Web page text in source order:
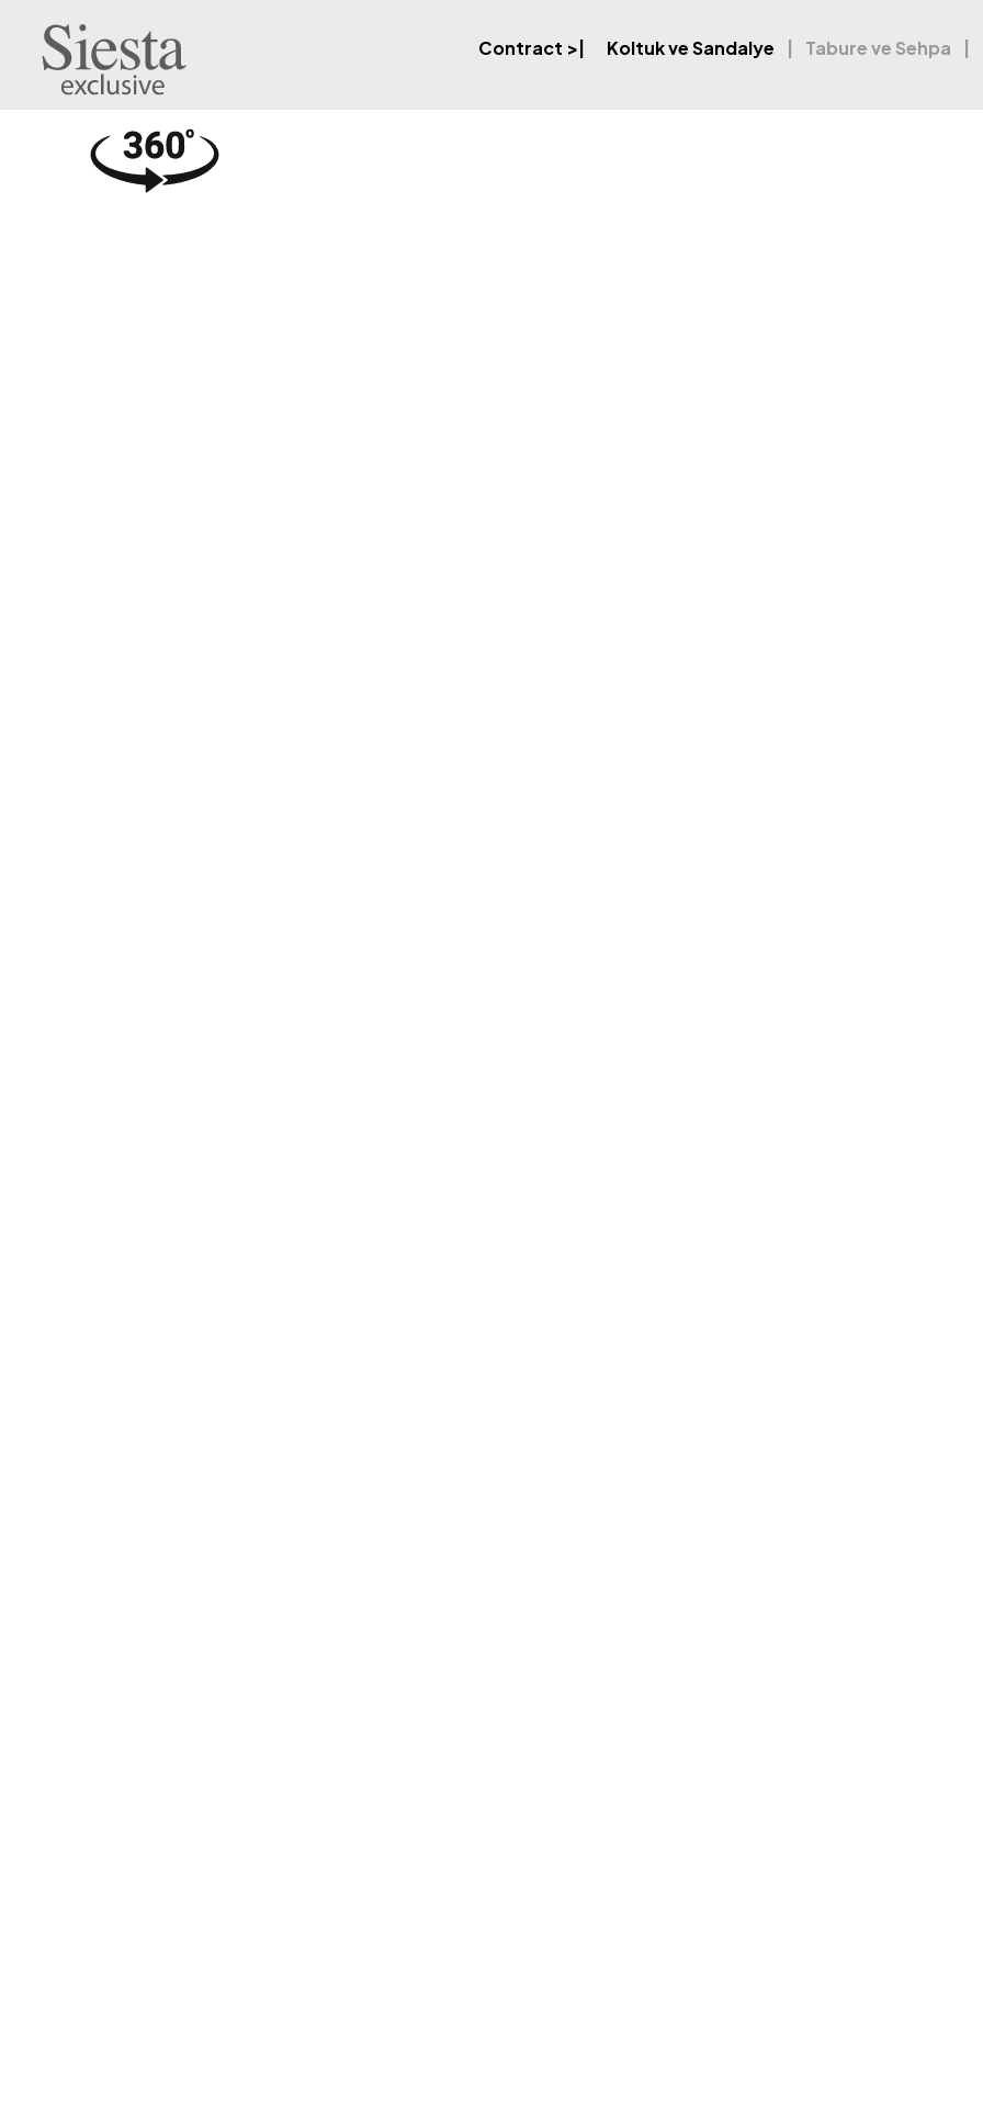
Contract >| Koltuk ve Sandalye Tabure ve Sehpa
Artemis XL